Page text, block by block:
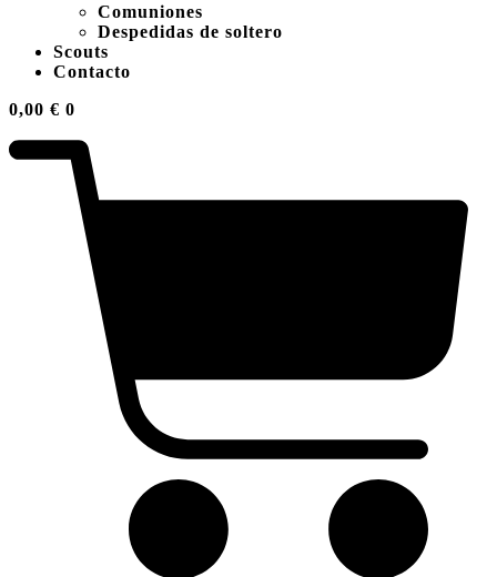
Comuniones
Despedidas de soltero
Scouts
Contacto
0,00 € 0